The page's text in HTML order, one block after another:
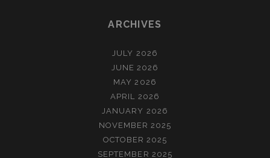
ARCHIVES
JULY 2026
JUNE 2026
MAY 2026
APRIL 2026
JANUARY 2026
NOVEMBER 2025
OCTOBER 2025
SEPTEMBER 2025